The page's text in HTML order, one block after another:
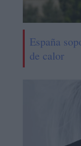
España
de calor